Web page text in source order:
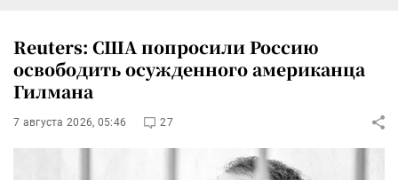
Reuters: США попросили Россию
освободить осужденного американца
Гилмана
7 августа 2026, 05:46 27